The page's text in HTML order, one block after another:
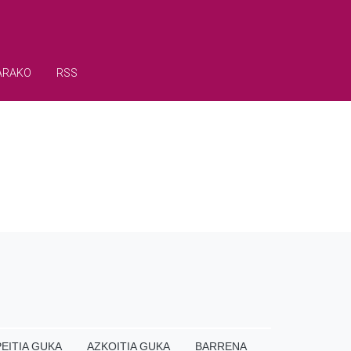
RSS
GUKA AZKOITIA GUKA BARRENA